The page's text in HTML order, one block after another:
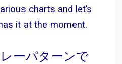
charts and let’s
it at the moment.
ーパターンで